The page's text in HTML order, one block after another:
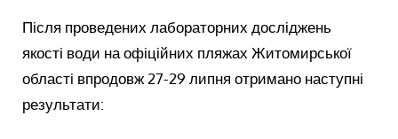
Після проведених лабораторних досліджень
якості води на офіційних пляжах Житомирської
області впродовж 27-29 липня отримано наступні
результати: